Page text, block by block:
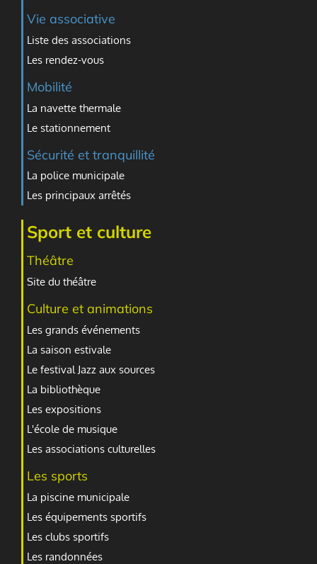
Vie associative
Liste des associations
Les rendez-vous
Mobilité
La navette thermale
Le stationnement
Sécurité et tranquillité
La police municipale
Les principaux arrêtés
Sport et culture
Théâtre
Site du théâtre
Culture et animations
Les grands événements
La saison estivale
Le festival Jazz aux sources
La bibliothèque
Les expositions
L'école de musique
Les associations culturelles
Les sports
La piscine municipale
Les équipements sportifs
Les clubs sportifs
Les randonnées